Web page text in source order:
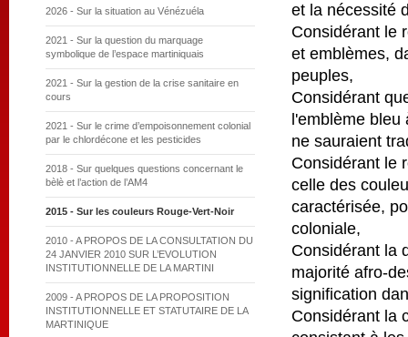
2026 - Sur la situation au Vénézuéla
2021 - Sur la question du marquage
symbolique de l’espace martiniquais
2021 - Sur la gestion de la crise sanitaire en
cours
2021 - Sur le crime d’empoisonnement colonial
par le chlordécone et les pesticides
2018 - Sur quelques questions concernant le
bèlè et l’action de l’AM4
2015 - Sur les couleurs Rouge-Vert-Noir
2010 - A PROPOS DE LA CONSULTATION DU
24 JANVIER 2010 SUR L’EVOLUTION
INSTITUTIONNELLE DE LA MARTINI
2009 - A PROPOS DE LA PROPOSITION
INSTITUTIONNELLE ET STATUTAIRE DE LA
MARTINIQUE
et la nécessité
Considérant le
et emblèmes,
peuples,
Considérant
l'emblème
ne sauraient
Considérant le
celle des
caractérisée,
coloniale,
Considérant la
majorité afro-
signification
Considérant la